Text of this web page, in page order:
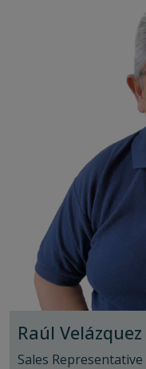
Raúl
Sales